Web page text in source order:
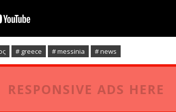
# greece # messinia # news
RESPONSIVE ADS HERE